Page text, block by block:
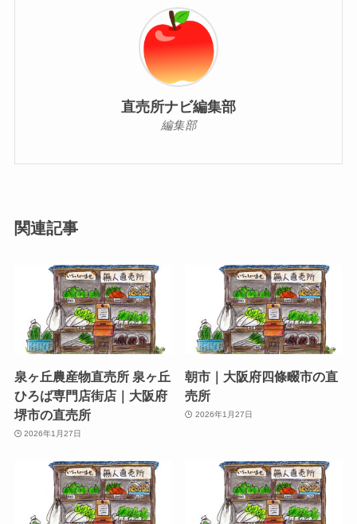
直売所ナビ編集部
編集部
関連記事
泉ヶ丘農産物直売所 泉ヶ丘
ひろば専門店街店｜大阪府
堺市の直売所
2026年1月27日
朝市｜大阪府四條畷市の直
売所
2026年1月27日